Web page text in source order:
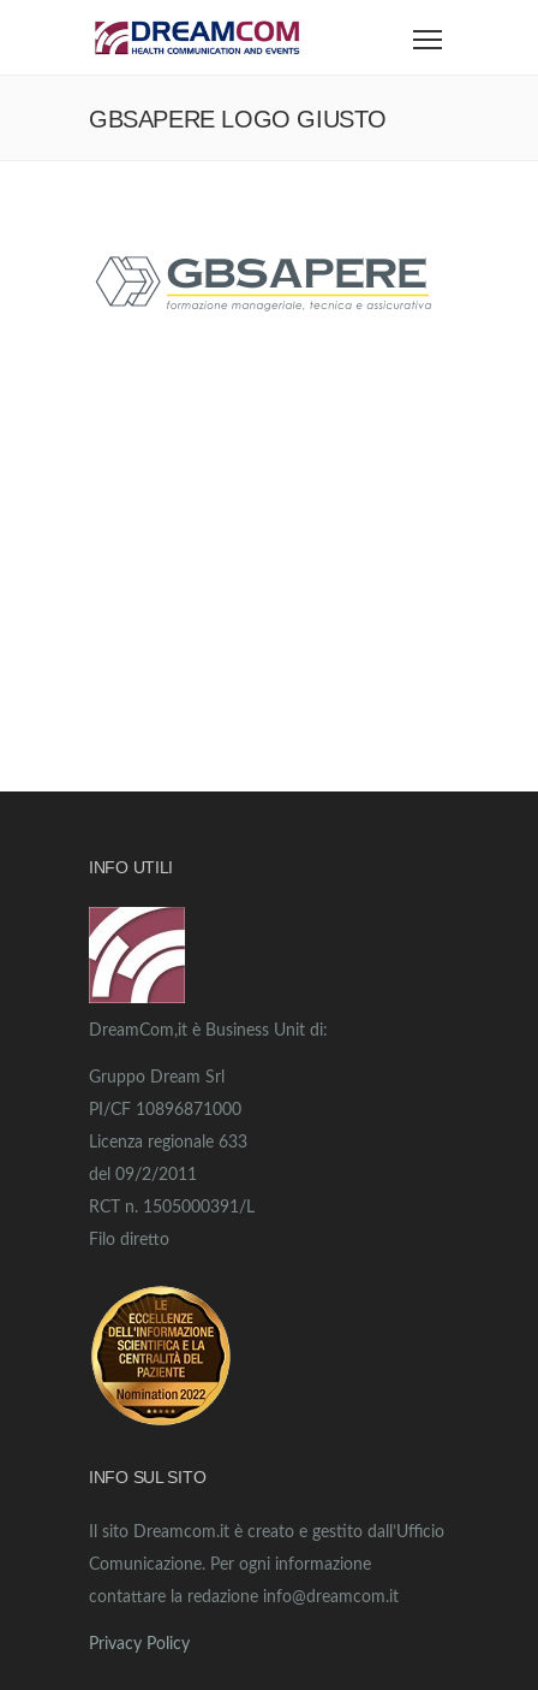
GBSAPERE LOGO GIUSTO
INFO UTILI
DreamCom,it è Business Unit di:
Gruppo Dream Srl
PI/CF 10896871000
Licenza regionale 633
del 09/2/2011
RCT n. 1505000391/L
Filo diretto
INFO SUL SITO
Il sito Dreamcom.it è creato e gestito dall’Ufficio
Comunicazione. Per ogni informazione
contattare la redazione info@dreamcom.it
Privacy Policy